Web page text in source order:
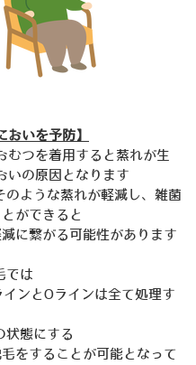
おいを予防】
むつを着用すると蒸れが生
いの原因となります
ような蒸れが軽減し、雑菌
ができると
に繋がる可能性があります
では
ンとOラインは全て処理す
状態にする
をすることが可能となって